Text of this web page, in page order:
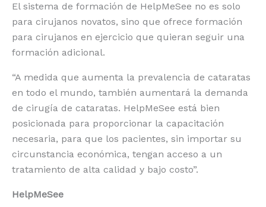
El sistema de formación de HelpMeSee no es solo
para cirujanos novatos, sino que ofrece formación
para cirujanos en ejercicio que quieran seguir una
formación adicional.
“A medida que aumenta la prevalencia de cataratas
en todo el mundo, también aumentará la demanda
de cirugía de cataratas. HelpMeSee está bien
posicionada para proporcionar la capacitación
necesaria, para que los pacientes, sin importar su
circunstancia económica, tengan acceso a un
tratamiento de alta calidad y bajo costo”.
HelpMeSee